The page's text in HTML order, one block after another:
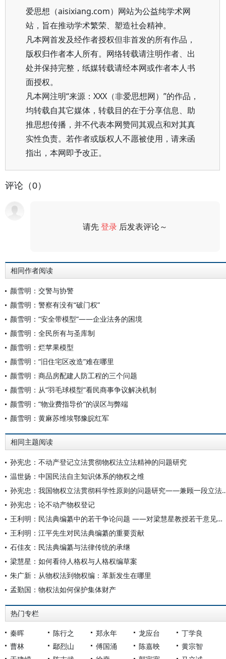
爱思想（aisixiang.com）网站为公益纯学术网
站，旨在推动学术繁荣、塑造社会精神。
凡本网首发及经作者授权但非首发的所有作品，
版权归作者本人所有。网络转载请注明作者、出
处并保持完整，纸媒转载请经本网或作者本人书
面授权。
凡本网注明“来源：XXX（非爱思想网）”的作品，
均转载自其它媒体，转载目的在于分享信息、助
推思想传播，并不代表本网赞同其观点和对其真
实性负责。若作者或版权人不愿被使用，请来函
指出，本网即予改正。
评论（0）
请先登录 后发表评论～
相同作者阅读
颜雪明：交警与协警
颜雪明：警察有没有“破门权”
颜雪明：“安全带模型”——企业法务的困境
颜雪明：全民所有与圣库制
颜雪明：烂苹果模型
颜雪明：“旧住宅区改造”难在哪里
颜雪明：商品房配建人防工程的三个问题
颜雪明：从“羽毛球模型”看民商事争议解决机制
颜雪明：“物业费指导价”的误区与弊端
颜雪明：黄麻苏维埃鄂豫皖红军
相同主题阅读
孙宪忠：不动产登记立法贯彻物权法立法精神的问题研究
温世扬：中国民法自主知识体系的物权之维
孙宪忠：我国物权立法贯彻科
孙宪忠：论不动产物权登记
王利明：民法典编纂中的若干争论问题 ——对梁慧星教授若干意见的几点回应
王利明：江平先生对民法典编纂的重要贡献
石佳友：民法典编纂与法律传统的承继
梁慧星：如何看待人格权与人格权编草案
朱广新：从物权法到物权编：革新发生在哪里
孟勤国：物权法如何保护集体财产
热门专栏
秦晖 陈行之 郑永年 龙应台
丁学良
曹林
鄢烈山 傅国涌 陈嘉映
黄宗智